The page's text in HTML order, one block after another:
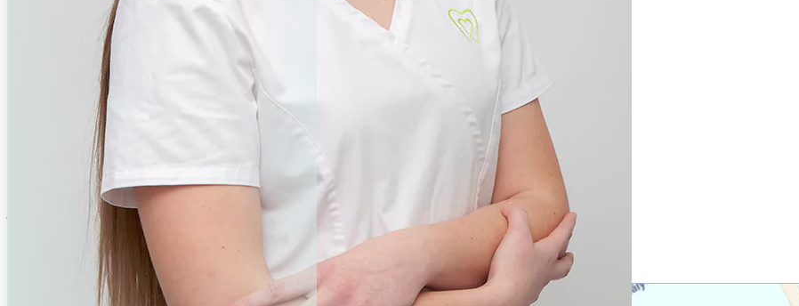
DR. PŐCZ ANNAMÁRIA